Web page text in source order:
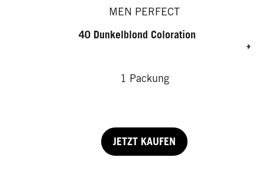
MEN PERFECT
40 Dunkelblond Coloration
1 Packung
JETZT KAUFEN